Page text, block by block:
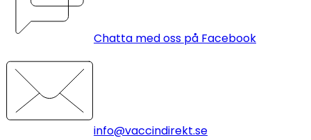
Chatta med oss på Facebook
info@vaccindirekt.se